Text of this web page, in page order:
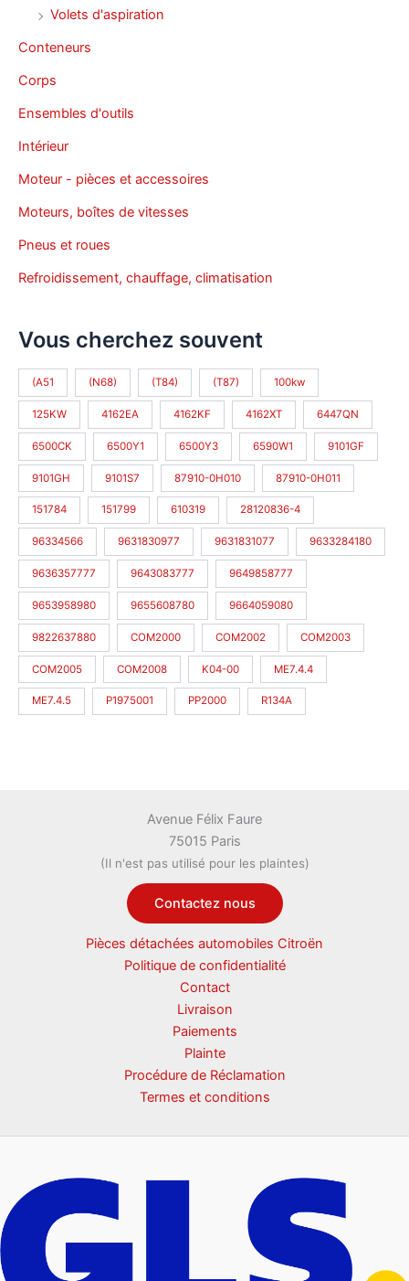
Volets d'aspiration
Conteneurs
Corps
Ensembles d'outils
Intérieur
Moteur - pièces et accessoires
Moteurs, boîtes de vitesses
Pneus et roues
Refroidissement, chauffage, climatisation
Vous cherchez souvent
(A51 (N68) (T84) (T87) 100kw
125KW 4162EA 4162KF 4162XT 6447QN
6500CK 6500Y1 6500Y3 6590W1 9101GF
9101GH 9101S7 87910-0H010 87910-0H011
151784 151799 610319 28120836-4
96334566 9631830977 9631831077 9633284180
9636357777 9643083777 9649858777
9653958980 9655608780 9664059080
9822637880 COM2000 COM2002 COM2003
COM2005 COM2008 K04-00 ME7.4.4
ME7.4.5 P1975001 PP2000 R134A
Avenue Félix Faure
75015 Paris
(Il n'est pas utilisé pour les plaintes)
Contactez nous
Pièces détachées automobiles Citroën
Politique de confidentialité
Contact
Livraison
Paiements
Plainte
Procédure de Réclamation
Termes et conditions